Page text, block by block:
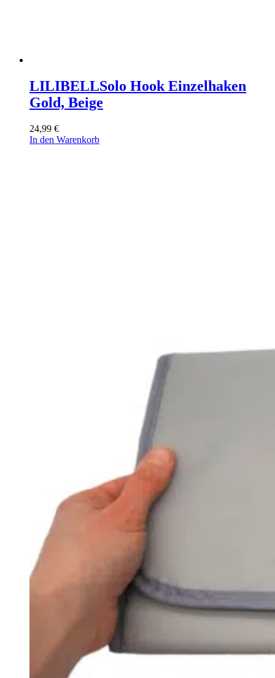
LILIBELLSolo Hook Einzelhaken
Gold, Beige
24,99 €
In den Warenkorb